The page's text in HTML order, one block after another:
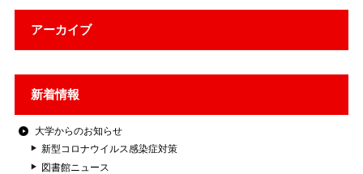
アーカイブ
新着情報
大学からのお知らせ
新型コロナウイルス感染症対策
図書館ニュース